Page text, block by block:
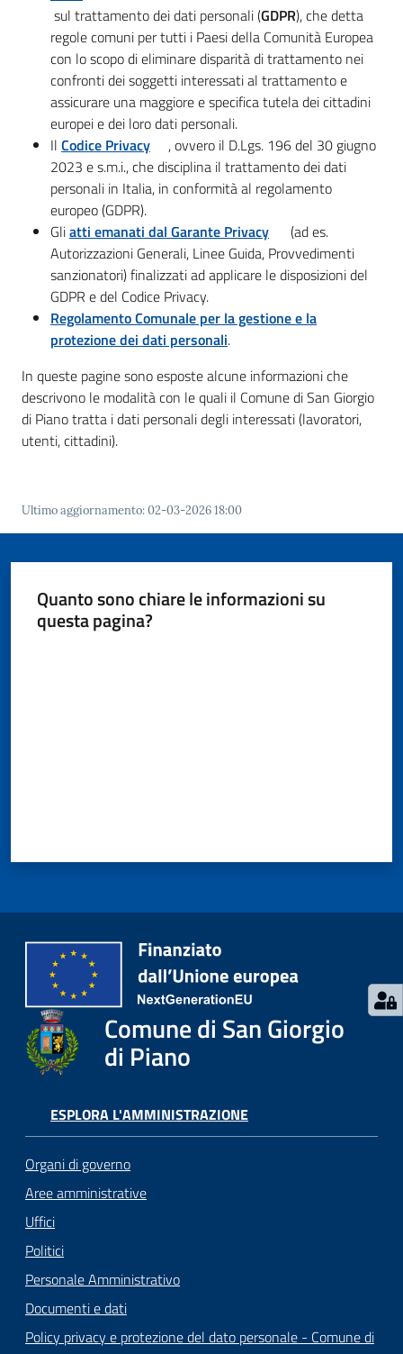
i
n
e
argomenti...
Seguici
sul trattamento dei dati personali (GDPR), che detta
regole comuni per tutti i Paesi della Comunità Europea
con lo scopo di eliminare disparità di trattamento nei
confronti dei soggetti interessati al trattamento e
assicurare una maggiore e specifica tutela dei cittadini
europei e dei loro dati personali.
Il Codice Privacy
, ovvero il D.Lgs. 196 del 30 giugno
2023 e s.m.i., che disciplina il trattamento dei dati
personali in Italia, in conformità al regolamento
europeo (GDPR).
Gliatti emanati dal Garante Privacy
(ad es.
Autorizzazioni Generali, Linee Guida, Provvedimenti
sanzionatori) finalizzati ad applicare le disposizioni del
GDPR e del Codice Privacy.
Regolamento Comunale per la gestione e la
protezione dei dati personali.
In queste pagine sono esposte alcune informazioni che
descrivono le modalità con le quali il Comune di San Giorgio
di Piano tratta i dati personali degli interessati (lavoratori,
utenti, cittadini).
Ultimo aggiornamento:02-03-2026 18:00
Quanto sono chiare le informazioni su
questa pagina?
Comune di San Giorgio
di Piano
ESPLORA L'AMMINISTRAZIONE
Organi di governo
Aree amministrative
Uffici
Politici
Personale Amministrativo
Documenti e dati
Policy privacy e protezione del dato personale - Comune di